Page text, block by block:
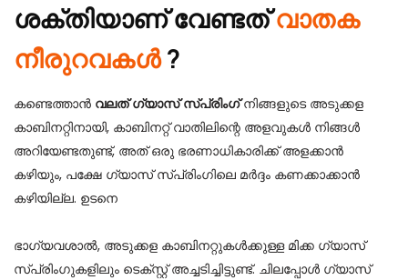
ശക്തിയാണ് വേണ്ടത്വാതക
നീരുറവകൾ?
കണ്ടെത്താൻ വലത് ഗ്യാസ് സ്പ്രിംഗ്നിങ്ങളുടെ അടുക്കള
കാബിനറ്റിനായി, കാബിനറ്റ് വാതിലിന്റെ അളവുകൾ നിങ്ങൾ
അറിയേണ്ടതുണ്ട്, അത് ഒരു ഭരണാധികാരിക്ക് അളക്കാൻ
കഴിയും, പക്ഷേ ഗ്യാസ് സ്പ്രിംഗിലെ മർദ്ദം കണക്കാക്കാൻ
കഴിയില്ല. ഉടനെ
ഭാഗ്യവശാൽ, അടുക്കള കാബിനറ്റുകൾക്കുള്ള മിക്ക ഗ്യാസ്
സ്പ്രിംഗുകളിലും ടെക്സ്റ്റ് അച്ചടിച്ചിട്ടുണ്ട്. ചിലപ്പോൾ ഗ്യാസ്